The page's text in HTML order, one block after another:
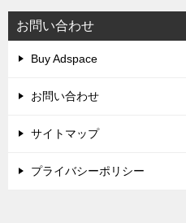
お問い合わせ
Buy Adspace
お問い合わせ
サイトマップ
プライバシーポリシー